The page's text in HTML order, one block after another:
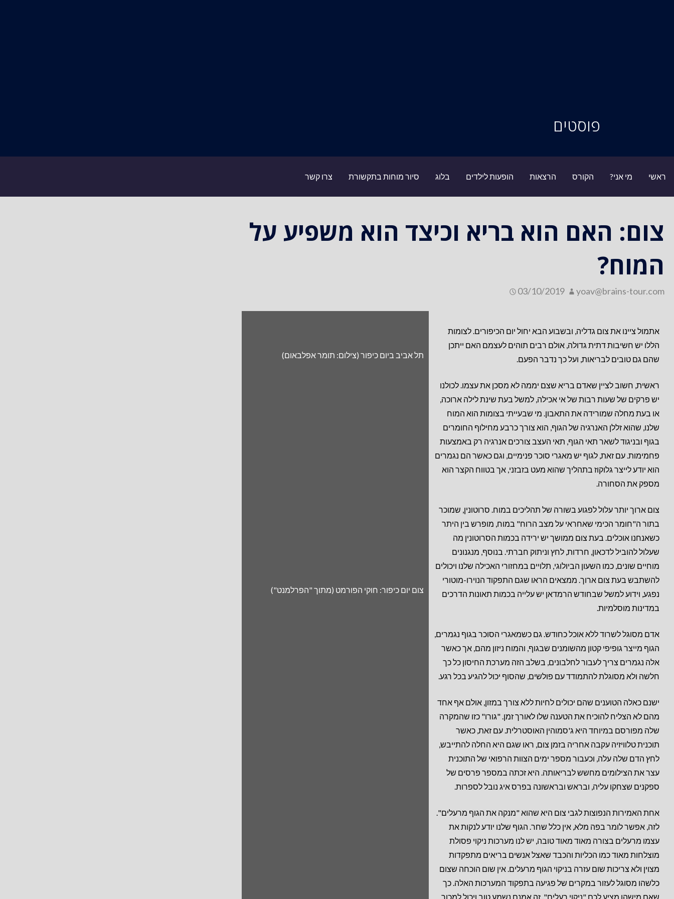
פוסטים
ראשי מי אני? הקורס הרצאות הופעות לילדים בלוג סיור מוחות בתקשורת צרו קשר
צום: האם הוא בריא וכיצד הוא משפיע על
המוח?
03/10/2019 yoav@brains-tour.com
אתמול ציינו את צום גדליה, ובשבוע הבא יחול יום הכיפורים. לצומות
הללו יש חשיבות דתית גדולה, אולם רבים תוהים לעצמם האם ייתכן
שהם גם טובים לבריאות, ועל כך נדבר הפעם.
ראשית, חשוב לציין שאדם בריא שצם יממה לא מסכן את עצמו. לכולנו
יש פרקים של שעות רבות של אי אכילה, למשל בעת שינת לילה ארוכה,
או בעת מחלה שמורידה את התאבון. מי שבעייתי בצומות הוא המוח
שלנו, שהוא זללן האנרגיה של הגוף, הוא צורך כרבע מחילוף החומרים
בגוף ובניגוד לשאר תאי הגוף, תאי העצב צורכים אנרגיה רק באמצעות
פחמימות. עם זאת, לגוף יש מאגרי סוכר פנימיים, וגם כאשר הם נגמרים
הוא יודע לייצר גלוקוז בתהליך שהוא מעט בזבזני, אך בטווח הקצר הוא
מספק את הסחורה.
צום ארוך יותר עלול לפגוע בשורה של תהליכים במוח. סרוטונין, שמוכר
בתור ה"חומר הכימי שאחראי על מצב הרוח" במוח, מופרש בין היתר
כשאנחנו אוכלים. בעת צום ממושך יש ירידה בכמות הסרוטונין מה
שעלול להוביל לדכאון, חרדות, לחץ וניתוק חברתי. בנוסף, מנגנונים
מוחיים שונים, כמו השעון הביולוגי, תלויים במחזורי האכילה שלנו ויכולים
להשתבש בעת צום ארוך. ממצאים הראו שגם התפקוד הנוירו-מוטורי
נפגע, וידוע למשל שבחודש הרמדאן יש עלייה בכמות תאונות הדרכים
במדינות מוסלמיות.
אדם מסוגל לשרוד ללא אוכל כחודש. גם כשמאגרי הסוכר בגוף נגמרים,
הגוף מייצר גופיפי קטון מהשומנים שבגוף, והמוח ניזון מהם, אך כאשר
אלה נגמרים צריך לעבור לחלבונים, בשלב הזה מערכת החיסון כל כך
חלשה ולא מסוגלת להתמודד עם פולשים, שהסוף יכול להגיע בכל רגע.
ישנם כאלה הטוענים שהם יכולים לחיות ללא צורך במזון, אולם אף אחד
מהם לא הצליח להוכיח את הטענה שלו לאורך זמן. "גורו" כזו שהמקרה
שלה מפורסם במיוחד היא ג'סמוהין האוסטרלית. עם זאת, כאשר
תוכנית טלוויזיה עקבה אחריה בזמן צום, ראו שגם היא החלה להתייבש,
לחץ הדם שלה עלה, וכעבור מספר ימים הצוות הרפואי של התוכנית
עצר את הצילומים מחשש לבריאותה. היא זכתה במספר פרסים של
ספקנים שצחקו עליה, ובראש ובראשונה בפרס איג נובל לספרות.
אחת האמירות הנפוצות לגבי צום היא שהוא "מנקה את הגוף מרעלים".
לזה, אפשר לומר בפה מלא, אין כלל שחר. הגוף שלנו יודע לנקות את
עצמו מרעלים בצורה מאוד מאוד טובה, יש לנו מערכות ניקוי פסולת
מוצלחות מאוד כמו הכליות והכבד שאצל אנשים בריאים מתפקדות
מצוין ולא צריכות שום עזרה בניקוי הגוף מרעלים. אין שום הוכחה שצום
כלשהו מסוגל לעזור במקרים של פגיעה בתפקוד המערכות האלה. כך
שאם מישהו מציע לכם "ניקוי רעלים", זה אמנם נשמע טוב ויכול למכור
תל אביב ביום כיפור (צילום: תומר אפלבאום)
צום יום כיפור: חוקי הפורמט (מתוך "הפרלמנט")